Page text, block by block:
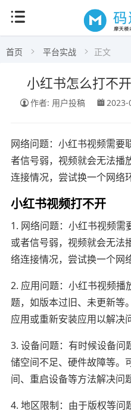
首页 平台实战 正文
小红书怎么打不
作者: 用户投稿 2023-
网络问题：小红书视频需要
者信号弱，视频就会无法播
连接情况，尝试换一个网络
小红书视频打不开
1. 网络问题：小红书视频需
或者信号弱，视频就会无法
络连接情况，尝试换一个网
2. 应用问题：小红书视频播
题，如版本过旧、未更新等
应用或重新安装应用以解决
3. 设备问题：有时候设备问
储空间不足、硬件故障等。
间、重启设备等方法解决问
4. 地区限制：由于版权等问